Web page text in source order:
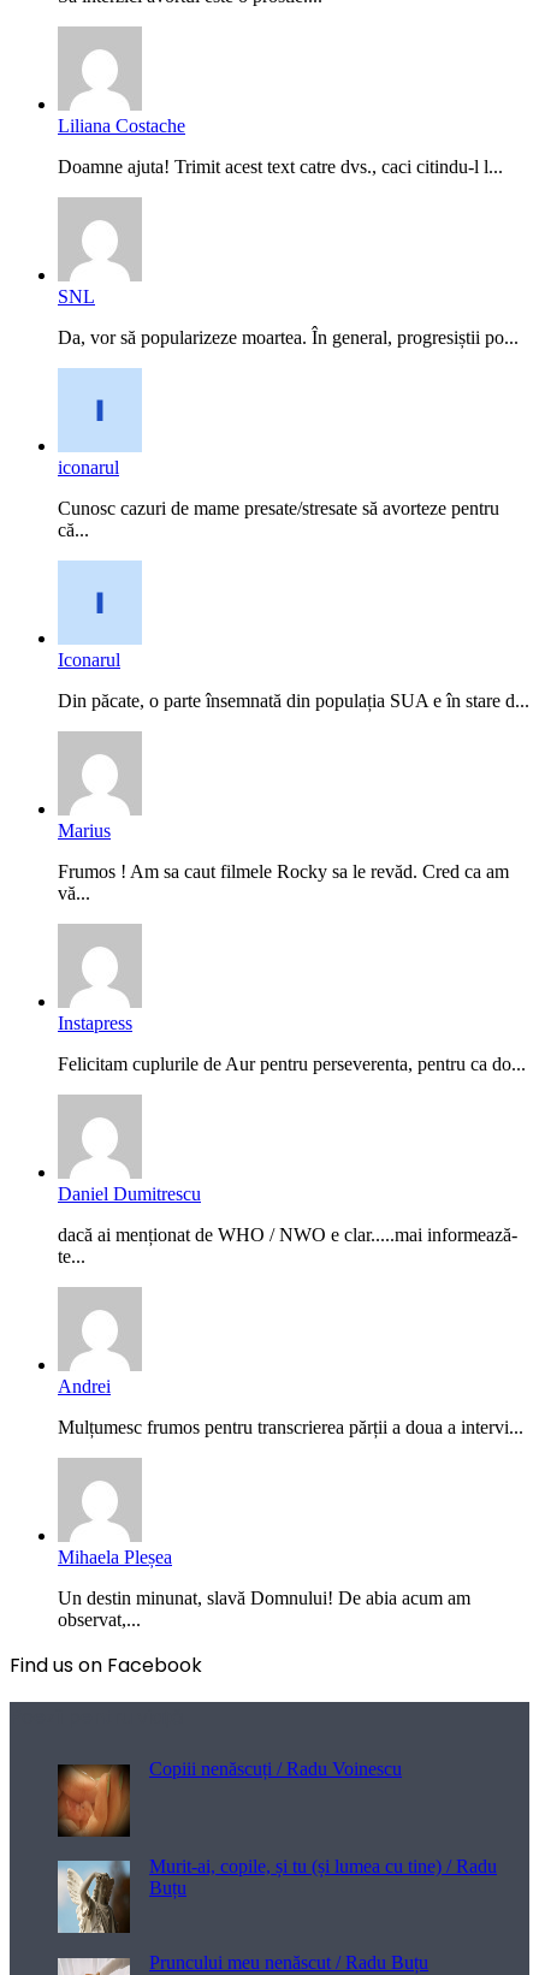
Liliana Costache
Doamne ajuta! Trimit acest text catre dvs., caci citindu-l l...
SNL
Da, vor să popularizeze moartea. În general, progresiștii po...
iconarul
Cunosc cazuri de mame presate/stresate să avorteze pentru
că...
Iconarul
Din păcate, o parte însemnată din populația SUA e în stare d...
Marius
Frumos ! Am sa caut filmele Rocky sa le revăd. Cred ca am
vă...
Instapress
Felicitam cuplurile de Aur pentru perseverenta, pentru ca do...
Daniel Dumitrescu
dacă ai menționat de WHO / NWO e clar.....mai informează-
te...
Andrei
Mulțumesc frumos pentru transcrierea părții a doua a intervi...
Mihaela Pleșea
Un destin minunat, slavă Domnului! De abia acum am
observat,...
Find us on Facebook
Copiii nenăscuți / Radu Voinescu
Murit-ai, copile, și tu (și lumea cu tine) / Radu
Buțu
Pruncului meu nenăscut / Radu Buțu